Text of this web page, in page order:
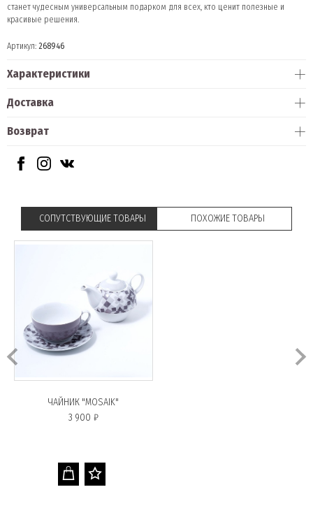
станет чудесным универсальным подарком для всех, кто ценит полезные и
красивые решения.
Артикул: 268946
Характеристики
Доставка
Возврат
СОПУТСТВУЮЩИЕ ТОВАРЫ ПОХОЖИЕ ТОВАРЫ
ЧАЙНИК "MOSAIK"
3 900 ₽